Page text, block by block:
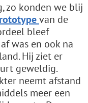
zo konden we blij
van de
bleef
was en ook na
Hij ziet er
geweldig.
neemt afstand
meer een